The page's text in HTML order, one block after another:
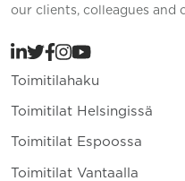
our clients, colleagues and
Toimitilahaku
Toimitilat Helsingissä
Toimitilat Espoossa
Toimitilat Vantaalla